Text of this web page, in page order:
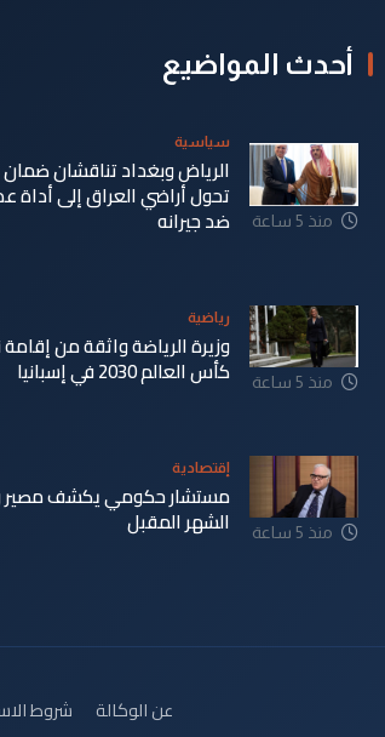
أحدث المواضيع
منذ 5 ساعة
سياسية
الرياض وبغداد تناقشان
تحول أراضي العراق إلى أداة
ضد جيرانه
منذ 5 ساعة
رياضية
وزيرة الرياضة واثقة من
كأس العالم 2030 في إسبانيا
منذ 5 ساعة
إقتصادية
مستشار حكومي يكشف مصير
الشهر المقبل
عن الوكالة شروط